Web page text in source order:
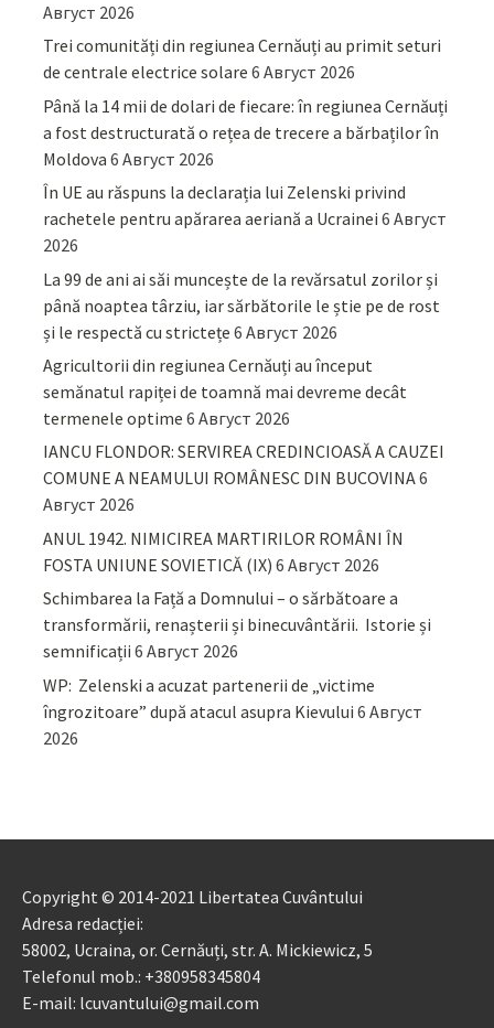
Август 2026
Trei comunități din regiunea Cernăuți au primit seturi
de centrale electrice solare 6 Август 2026
Până la 14 mii de dolari de fiecare: în regiunea Cernăuți
a fost destructurată o rețea de trecere a bărbaților în
Moldova 6 Август 2026
În UE au răspuns la declarația lui Zelenski privind
rachetele pentru apărarea aeriană a Ucrainei 6 Август
2026
La 99 de ani ai săi muncește de la revărsatul zorilor și
până noaptea târziu, iar sărbătorile le știe pe de rost
și le respectă cu strictețe 6 Август 2026
Agricultorii din regiunea Cernăuți au început
semănatul rapiței de toamnă mai devreme decât
termenele optime 6 Август 2026
IANCU FLONDOR: SERVIREA CREDINCIOASĂ A CAUZEI
COMUNE A NEAMULUI ROMÂNESC DIN BUCOVINA6
Август 2026
ANUL 1942. NIMICIREA MARTIRILOR ROMÂNI ÎN
FOSTA UNIUNE SOVIETICĂ (IX) 6 Август 2026
Schimbarea la Față a Domnului – o sărbătoare a
transformării, renașterii și binecuvântării. Istorie și
semnificații 6 Август 2026
WP: Zelenski a acuzat partenerii de „victime
îngrozitoare” după atacul asupra Kievului 6 Август
2026
Copyright © 2014-2021 Libertatea Cuvântului
Adresa redacției:
58002, Ucraina, or. Cernăuți, str. A. Mickiewicz, 5
Telefonul mob.: +380958345804
E-mail: lcuvantului@gmail.com